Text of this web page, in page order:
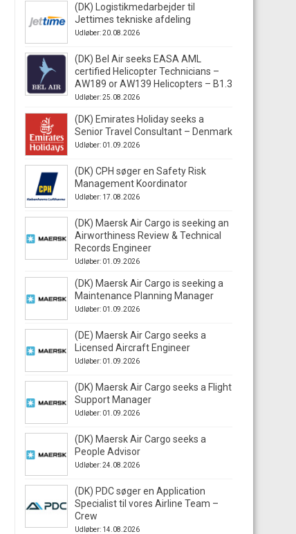
(DK) Logistikmedarbejder til
Jettimes tekniske afdeling
Udløber: 20.08.2026
(DK) Bel Air seeks EASA AML
certified Helicopter Technicians –
AW189 or AW139 Helicopters – B1.3
Udløber: 25.08.2026
(DK) Emirates Holiday seeks a
Senior Travel Consultant – Denmark
Udløber: 01.09.2026
(DK) CPH søger en Safety Risk
Management Koordinator
Udløber: 17.08.2026
(DK) Maersk Air Cargo is seeking an
Airworthiness Review & Technical
Records Engineer
Udløber: 01.09.2026
(DK) Maersk Air Cargo is seeking a
Maintenance Planning Manager
Udløber: 01.09.2026
(DE) Maersk Air Cargo seeks a
Licensed Aircraft Engineer
Udløber: 01.09.2026
(DK) Maersk Air Cargo seeks a Flight
Support Manager
Udløber: 01.09.2026
(DK) Maersk Air Cargo seeks a
People Advisor
Udløber: 24.08.2026
(DK) PDC søger en Application
Specialist til vores Airline Team –
Crew
Udløber: 14.08.2026